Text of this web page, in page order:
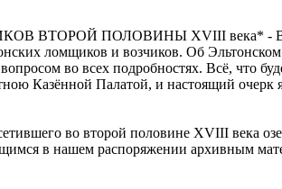
ломщиков и возчиков. Об Эльтонском
во всех подробностях. Всё, что
Казённой Палатой, и настоящий очерк
во второй половине XVIII века
в нашем распоряжении архивным